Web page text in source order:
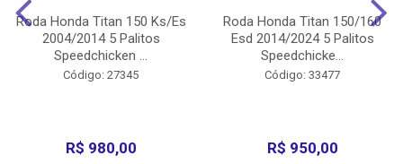
Roda Honda Titan 150 Ks/Es
2004/2014 5 Palitos
Speedchicken ...
Código: 27345
R$ 980,00
Roda Honda Titan 150/160
Esd 2014/2024 5 Palitos
Speedchicke...
Código: 33477
R$ 950,00